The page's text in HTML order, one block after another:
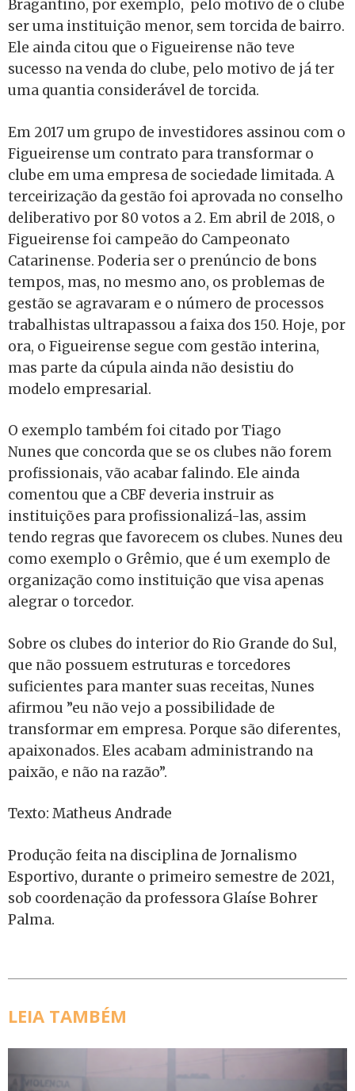
Bragantino, por exemplo, pelo motivo de o clube
ser uma instituição menor, sem torcida de bairro.
Ele ainda citou que o Figueirense não teve
sucesso na venda do clube, pelo motivo de já ter
uma quantia considerável de torcida.
Em 2017 um grupo de investidores assinou com o
Figueirense um contrato para transformar o
clube em uma empresa de sociedade limitada. A
terceirização da gestão foi aprovada no conselho
deliberativo por 80 votos a 2. Em abril de 2018, o
Figueirense foi campeão do Campeonato
Catarinense. Poderia ser o prenúncio de bons
tempos, mas, no mesmo ano, os problemas de
gestão se agravaram e o número de processos
trabalhistas ultrapassou a faixa dos 150. Hoje, por
ora, o Figueirense segue com gestão interina,
mas parte da cúpula ainda não desistiu do
modelo empresarial.
O exemplo também foi citado por Tiago
Nunes que concorda que se os clubes não forem
profissionais, vão acabar falindo. Ele ainda
comentou que a CBF deveria instruir as
instituições para profissionalizá-las, assim
tendo regras que favorecem os clubes. Nunes deu
como exemplo o Grêmio, que é um exemplo de
organização como instituição que visa apenas
alegrar o torcedor.
Sobre os clubes do interior do Rio Grande do Sul,
que não possuem estruturas e torcedores
suficientes para manter suas receitas, Nunes
afirmou ”eu não vejo a possibilidade de
transformar em empresa. Porque são diferentes,
apaixonados. Eles acabam administrando na
paixão, e não na razão”.
Texto: Matheus Andrade
Produção feita na disciplina de Jornalismo
Esportivo, durante o primeiro semestre de 2021,
sob coordenação da professora Glaíse Bohrer
Palma.
LEIA TAMBÉM